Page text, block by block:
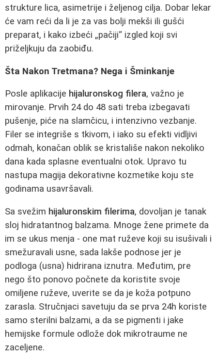
strukture lica, asimetrije i željenog cilja. Dobar lekar
će vam reći da li je za vas bolji mekši ili gušći
preparat, i kako izbeći „pačiji“ izgled koji svi
priželjkuju da zaobiđu.
Šta Nakon Tretmana? Nega i Šminkanje
Posle aplikacije hijaluronskog filera, važno je
mirovanje. Prvih 24 do 48 sati treba izbegavati
pušenje, piće na slamčicu, i intenzivno vezbanje.
Filer se integriše s tkivom, i iako su efekti vidljivi
odmah, konačan oblik se kristališe nakon nekoliko
dana kada splasne eventualni otok. Upravo tu
nastupa magija dekorativne kozmetike koju ste
godinama usavršavali.
Sa svežim hijaluronskim filerima, dovoljan je tanak
sloj hidratantnog balzama. Mnoge žene primete da
im se ukus menja - one mat ruževe koji su isušivali i
smežuravali usne, sada lakše podnose jer je
podloga (usna) hidrirana iznutra. Međutim, pre
nego što ponovo počnete da koristite svoje
omiljene ruževe, uverite se da je koža potpuno
zarasla. Stručnjaci savetuju da se prva 24h koriste
samo sterilni balzami, a da se pigmenti i jake
hemijske formule odlože dok mikrotraume ne
zaceljene.